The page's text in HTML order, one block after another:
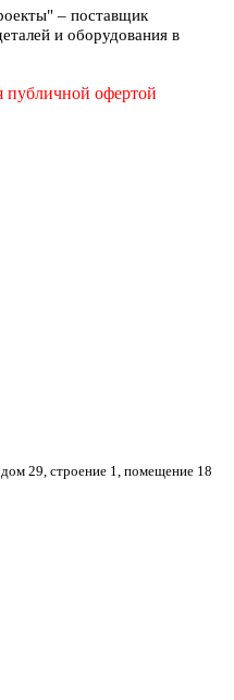
– поставщик
и оборудования в
публичной офертой
29, строение 1, помещение 18